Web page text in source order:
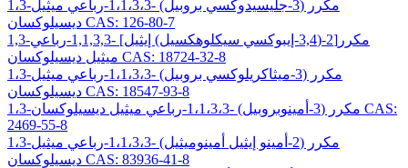
1،3-مكرر (3-جليسيدوكسي بروبيل) -1،1،3،3-رباعي ميثيل
ديسيلوكسان CAS: 126-80-7
1,3-مكرر[2-(3,4-إيبوكسي سيكلوهكسيل) إيثيل] -1,1,3,3-رباعي
ميثيل ديسيلوكسان CAS: 18724-32-8
1،3-مكرر (3-ميثاكريلوكسي بروبيل) -1،1،3،3-رباعي ميثيل
ديسيلوكسان CAS: 18547-93-8
1،3-مكرر (3-أمينوبروبيل) -1،1،3،3-رباعي ميثيل ديسيلوكسان CAS:
2469-55-8
1،3-مكرر (2-أمينو إيثيل أمينوميثيل) -1،1،3،3-رباعي ميثيل
ديسيلوكسان CAS: 83936-41-8